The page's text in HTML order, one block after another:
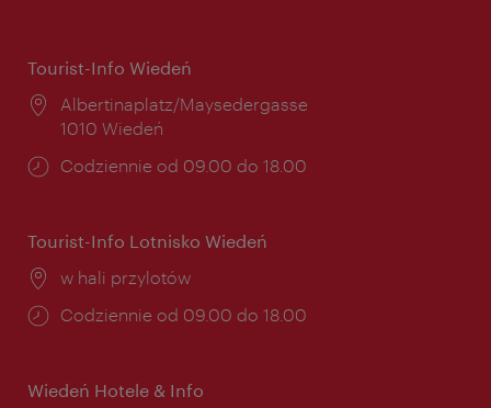
Tourist-Info Wiedeń
Miejsce:
Albertinaplatz/Maysedergasse
1010 Wiedeń
Godziny
Codziennie od 09.00 do 18.00
Tourist-Info Lotnisko Wiedeń
Miejsce:
w hali przylotów
Godziny
Codziennie od 09.00 do 18.00
Wiedeń Hotele & Info